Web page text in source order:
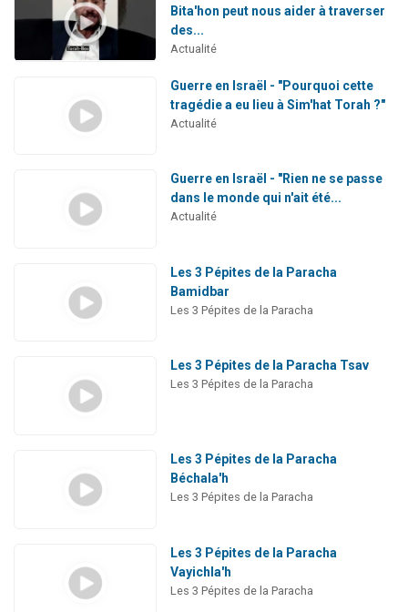
Bita'hon peut nous aider à traverser
des...
Actualité
Guerre en Israël - "Pourquoi cette
tragédie a eu lieu à Sim'hat Torah ?"
Actualité
Guerre en Israël - "Rien ne se passe
dans le monde qui n'ait été...
Actualité
Les 3 Pépites de la Paracha
Bamidbar
Les 3 Pépites de la Paracha
Les 3 Pépites de la Paracha Tsav
Les 3 Pépites de la Paracha
Les 3 Pépites de la Paracha
Béchala'h
Les 3 Pépites de la Paracha
Les 3 Pépites de la Paracha
Vayichla'h
Les 3 Pépites de la Paracha